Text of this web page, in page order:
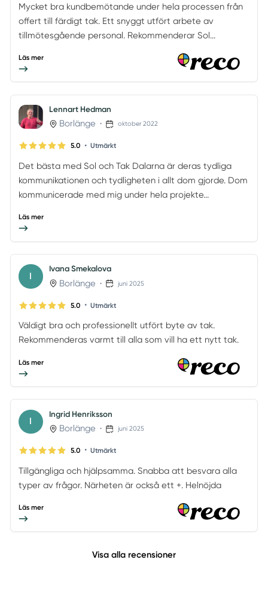
Mycket bra kundbemötande under hela processen från
offert till färdigt tak. Ett snyggt utfört arbete av
tillmötesgående personal. Rekommenderar Sol...
Läs mer
Lennart Hedman
Borlänge • oktober 2022
5.0 • Utmärkt
Det bästa med Sol och Tak Dalarna är deras tydliga
kommunikationen och tydligheten i allt dom gjorde. Dom
kommunicerade med mig under hela projekte...
Läs mer
I
Ivana Smekalova
Borlänge • juni 2025
5.0 • Utmärkt
Väldigt bra och professionellt utfört byte av tak.
Rekommenderas varmt till alla som vill ha ett nytt tak.
Läs mer
I
Ingrid Henriksson
Borlänge • juni 2025
5.0 • Utmärkt
Tillgängliga och hjälpsamma. Snabba att besvara alla
typer av frågor. Närheten är också ett +. Helnöjda
Läs mer
Visa alla recensioner